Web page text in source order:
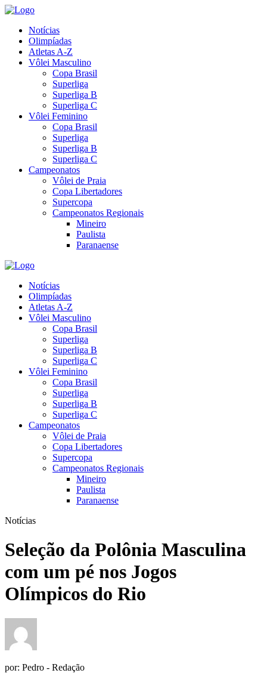
Notícias
Olimpíadas
Atletas A-Z
Vôlei Masculino
Copa Brasil
Superliga
Superliga B
Superliga C
Vôlei Feminino
Copa Brasil
Superliga
Superliga B
Superliga C
Campeonatos
Vôlei de Praia
Copa Libertadores
Supercopa
Campeonatos Regionais
Mineiro
Paulista
Paranaense
Notícias
Olimpíadas
Atletas A-Z
Vôlei Masculino
Copa Brasil
Superliga
Superliga B
Superliga C
Vôlei Feminino
Copa Brasil
Superliga
Superliga B
Superliga C
Campeonatos
Vôlei de Praia
Copa Libertadores
Supercopa
Campeonatos Regionais
Mineiro
Paulista
Paranaense
Notícias
Seleção da Polônia Masculina
com um pé nos Jogos
Olímpicos do Rio
por: Pedro - Redação